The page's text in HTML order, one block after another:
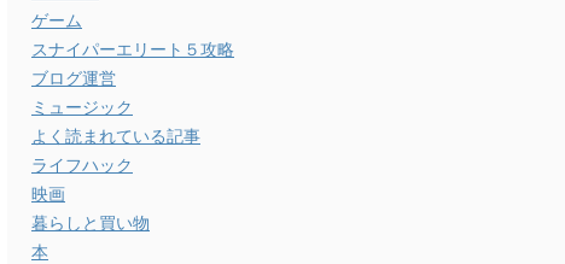
ゲーム
スナイパーエリート５攻略
ブログ運営
ミュージック
よく読まれている記事
ライフハック
映画
暮らしと買い物
本